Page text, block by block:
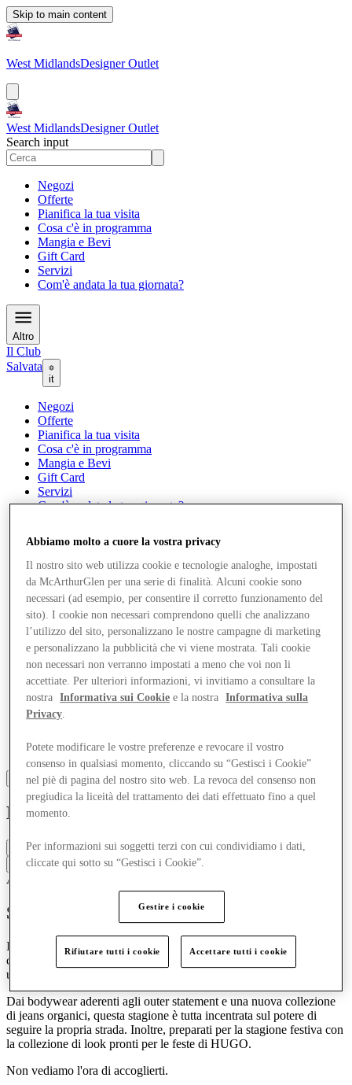
Skip to main content
West MidlandsDesigner Outlet
West MidlandsDesigner Outlet
Search input
Negozi
Offerte
Pianifica la tua visita
Cosa c'è in programma
Mangia e Bevi
Gift Card
Servizi
Com'è andata la tua giornata?
Altro
Il Club
Salvata
it
Negozi
Offerte
Pianifica la tua visita
Cosa c'è in programma
Mangia e Bevi
Gift Card
Servizi
Com'è andata la tua giornata?
Altro
HUGO
Chiuso
Contatta la boutique
Accessori e borse
Scopri HUGO
Inaugurando un nuovo concept di negozio con arredamento
contemporaneo, il negozio è lo spazio perfetto per esplorare le
ultime collezioni HUGO.
Dai bodywear aderenti agli outer statement e una nuova collezione
di jeans organici, questa stagione è tutta incentrata sul potere di
seguire la propria strada. Inoltre, preparati per la stagione festiva con
la collezione di look pronti per le feste di HUGO.
Non vediamo l'ora di accoglierti.
Abbiamo molto a cuore la vostra privacy
Il nostro sito web utilizza cookie e tecnologie analoghe, impostati
da McArthurGlen per una serie di finalità. Alcuni cookie sono
necessari (ad esempio, per consentire il corretto funzionamento del
sito). I cookie non necessari comprendono quelli che analizzano
l’utilizzo del sito, personalizzano le nostre campagne di marketing
e personalizzano la pubblicità che vi viene mostrata. Tali cookie
non necessari non verranno impostati a meno che voi non li
accettiate. Per ulteriori informazioni, vi invitiamo a consultare la
nostra
Informativa sui Cookie e la nostra
Informativa sulla
Privacy.
Potete modificare le vostre preferenze e revocare il vostro
consenso in qualsiasi momento, cliccando su “Gestisci i Cookie”
nel piè di pagina del nostro sito web. La revoca del consenso non
pregiudica la liceità del trattamento dei dati effettuato fino a quel
momento.
Per informazioni sui soggetti terzi con cui condividiamo i dati,
cliccate qui sotto su “Gestisci i Cookie”.
Gestire i cookie
Rifiutare tutti i cookie Accettare tutti i cookie